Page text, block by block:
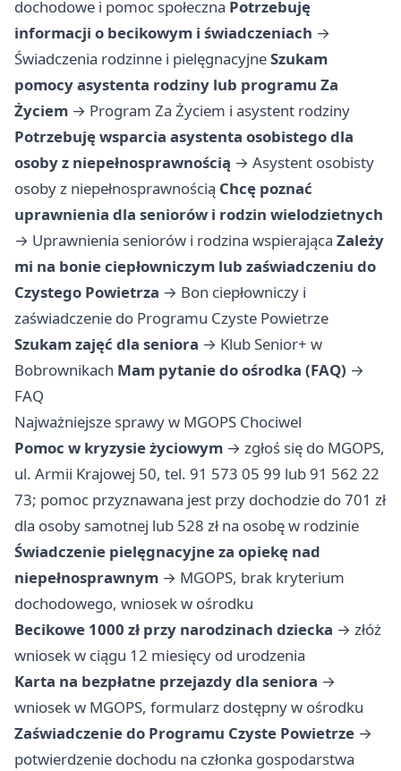
dochodowe i pomoc społeczna Potrzebuję
informacji o becikowym i świadczeniach →
Świadczenia rodzinne i pielęgnacyjneSzukam
pomocy asystenta rodziny lub programu Za
Życiem → Program Za Życiem i asystent rodziny
Potrzebuję wsparcia asystenta osobistego dla
osoby z niepełnosprawnością → Asystent osobisty
osoby z niepełnosprawnością Chcę poznać
uprawnienia dla seniorów i rodzin wielodzietnych
→ Uprawnienia seniorów i rodzina wspierająca Zależy
mi na bonie ciepłowniczym lub zaświadczeniu do
Czystego Powietrza → Bon ciepłowniczy i
zaświadczenie do Programu Czyste Powietrze
Szukam zajęć dla seniora → Klub Senior+ w
Bobrownikach Mam pytanie do ośrodka (FAQ) →
FAQ
Najważniejsze sprawy w MGOPS Chociwel
Pomoc w kryzysie życiowym → zgłoś się do MGOPS,
ul. Armii Krajowej 50, tel. 91 573 05 99 lub 91 562 22
73; pomoc przyznawana jest przy dochodzie do 701 zł
dla osoby samotnej lub 528 zł na osobę w rodzinie
Świadczenie pielęgnacyjne za opiekę nad
niepełnosprawnym → MGOPS, brak kryterium
dochodowego, wniosek w ośrodku
Becikowe 1000 zł przy narodzinach dziecka → złóż
wniosek w ciągu 12 miesięcy od urodzenia
Karta na bezpłatne przejazdy dla seniora →
wniosek w MGOPS, formularz dostępny w ośrodku
Zaświadczenie do Programu Czyste Powietrze →
potwierdzenie dochodu na członka gospodarstwa